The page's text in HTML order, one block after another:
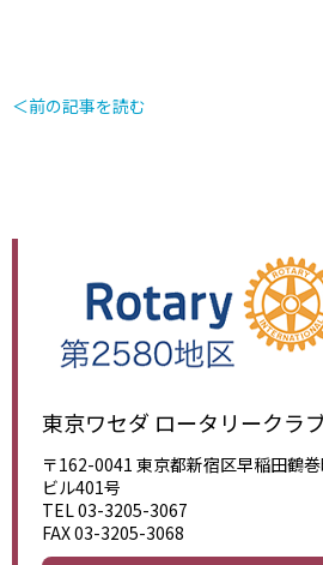
＜前の記事を読む
東京ワセダ ロータリークラ
〒162-0041 東京都新宿区早稲田鶴
ビル401号
TEL 03-3205-3067
FAX 03-3205-3068